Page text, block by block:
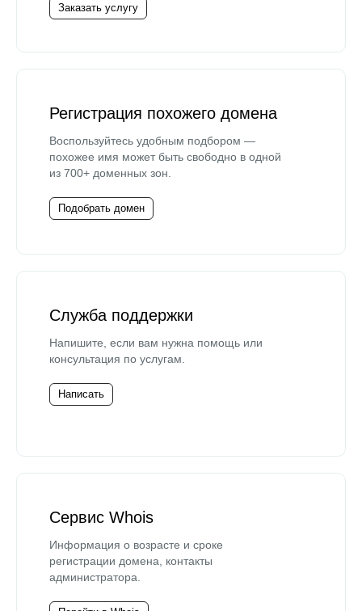
Заказать услугу
Регистрация похожего домена
Воспользуйтесь удобным подбором —
похожее имя может быть свободно в одной
из 700+ доменных зон.
Подобрать домен
Служба поддержки
Напишите, если вам нужна помощь или
консультация по услугам.
Написать
Сервис Whois
Информация о возрасте и сроке
регистрации домена, контакты
администратора.